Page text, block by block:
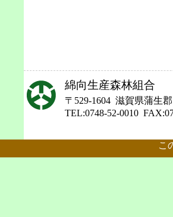
綿向生産森林組合
〒529-1604 滋賀県蒲生
TEL:0748-52-0010
こ